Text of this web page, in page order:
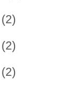
(2)
(2)
(2)